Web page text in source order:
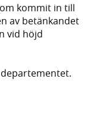
kommit in till
av betänkandet
vid höjd